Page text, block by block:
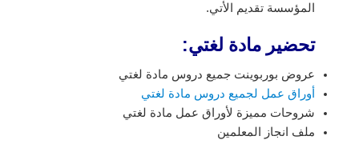
المؤسسة تقديم الأتي.
تحضير مادة لغتي:
عروض بوربوينت جميع دروس مادة لغتي
أوراق عمل لجميع دروس مادة لغتي
شروحات مميزة لأوراق عمل مادة لغتي
ملف انجاز المعلمين